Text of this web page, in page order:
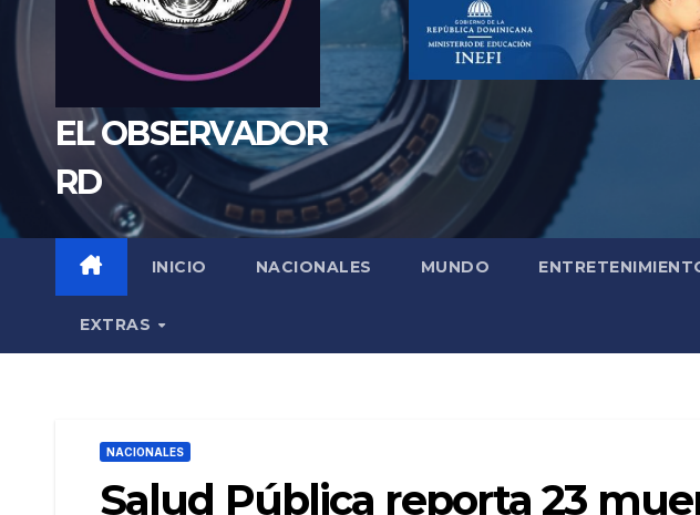
EL OBSERVADOR
RD
INICIO NACIONALES MUNDO
EXTRAS
NACIONALES
Salud Pública reporta 23